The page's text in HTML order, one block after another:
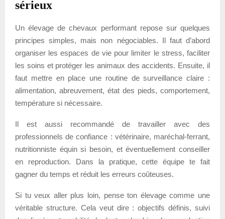
sérieux
Un élevage de chevaux performant repose sur quelques
principes simples, mais non négociables. Il faut d’abord
organiser les espaces de vie pour limiter le stress, faciliter
les soins et protéger les animaux des accidents. Ensuite, il
faut mettre en place une routine de surveillance claire :
alimentation, abreuvement, état des pieds, comportement,
température si nécessaire.
Il est aussi recommandé de travailler avec des
professionnels de confiance : vétérinaire, maréchal-ferrant,
nutritionniste équin si besoin, et éventuellement conseiller
en reproduction. Dans la pratique, cette équipe te fait
gagner du temps et réduit les erreurs coûteuses.
Si tu veux aller plus loin, pense ton élevage comme une
véritable structure. Cela veut dire : objectifs définis, suivi